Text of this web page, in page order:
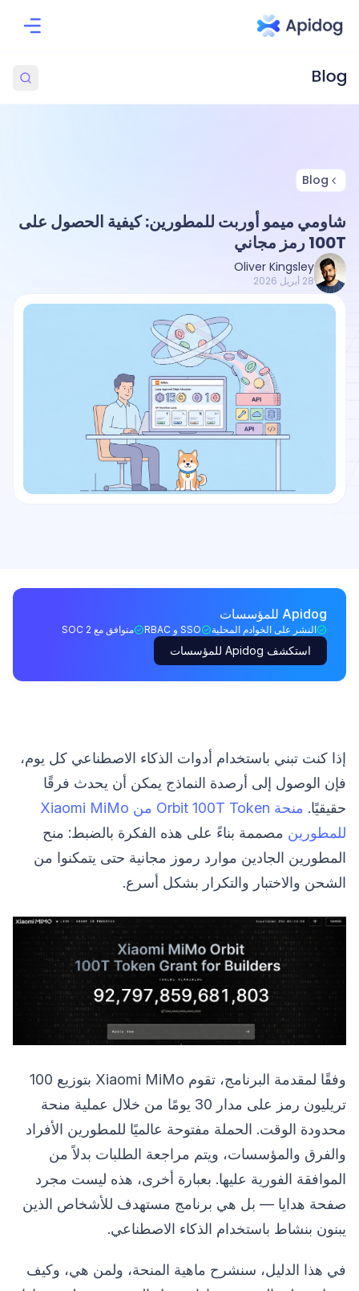
Blog
شاومي ميمو أوربت للمطورين: كيفية الحصول على
100T رمز مجاني
Oliver Kingsley
28 أبريل 2026
Apidog للمؤسسات
النشر على الخوادم المحلية SSO و RBAC متوافق مع SOC 2
استكشف Apidog للمؤسسات
إذا كنت تبني باستخدام أدوات الذكاء الاصطناعي كل يوم،
فإن الوصول إلى أرصدة النماذج يمكن أن يحدث فرقًا
حقيقيًا.
منحة Orbit 100T Token من Xiaomi MiMo
للمطورين مصممة بناءً على هذه الفكرة بالضبط: منح
المطورين الجادين موارد رموز مجانية حتى يتمكنوا من
الشحن والاختبار والتكرار بشكل أسرع.
وفقًا لمقدمة البرنامج، تقوم Xiaomi MiMo بتوزيع 100
تريليون رمز على مدار 30 يومًا من خلال عملية منحة
محدودة الوقت. الحملة مفتوحة عالميًا للمطورين الأفراد
والفرق والمؤسسات، ويتم مراجعة الطلبات بدلاً من
الموافقة الفورية عليها. بعبارة أخرى، هذه ليست مجرد
صفحة هدايا — بل هي برنامج مستهدف للأشخاص الذين
يبنون بنشاط باستخدام الذكاء الاصطناعي.
في هذا الدليل، سنشرح ماهية المنحة، ولمن هي، وكيف